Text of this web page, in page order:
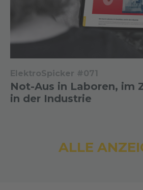
ElektroSpicker #071
Not-Aus in Laboren, im
in der Industrie
ALLE